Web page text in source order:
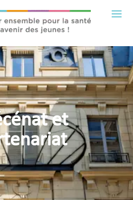
et